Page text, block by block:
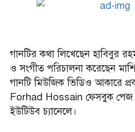
গানটির কথা লিখেছেন হাবিবুর
ও সংগীত পরিচালনা করেছেন
গানটি মিউজিক ভিডিও আকারে
Forhad Hossain ফেসবুক
ইউটিউব চ্যানেলে।